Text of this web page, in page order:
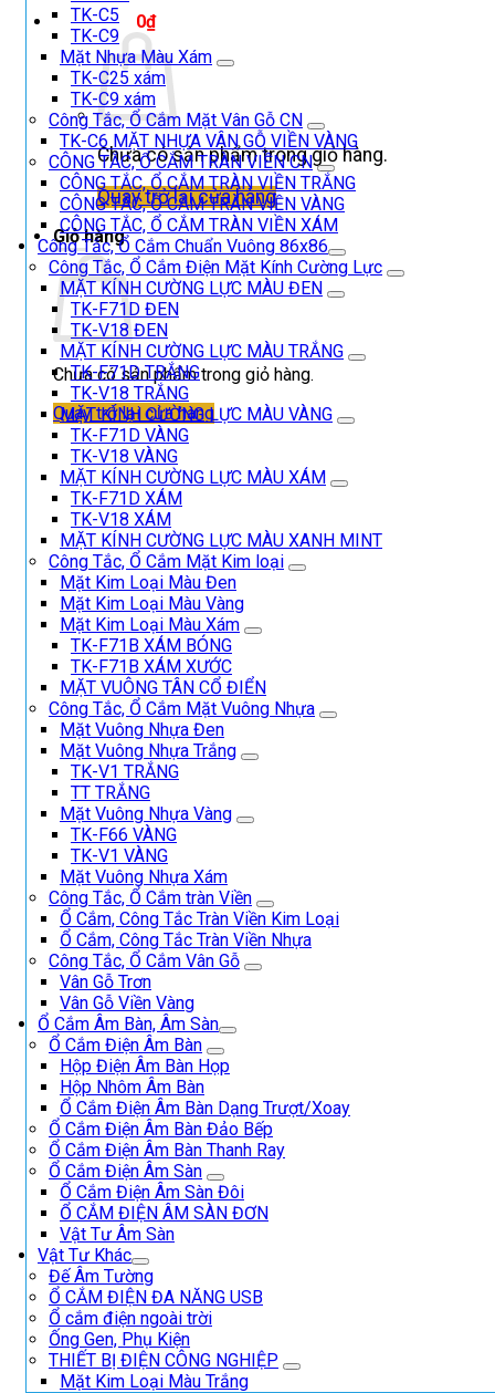
Giỏ hàng / 0₫
Chưa có sản phẩm trong giỏ hàng.
Quay trở lại cửa hàng
Giỏ hàng
Chưa có sản phẩm trong giỏ hàng.
Quay trở lại cửa hàng
TK-C5
TK-C9
Mặt Nhựa Màu Xám
TK-C25 xám
TK-C9 xám
Công Tắc, Ổ Cắm Mặt Vân Gỗ CN
TK-C6 MẶT NHỰA VÂN GỖ VIỀN VÀNG
CÔNG TẮC, Ổ CẮM TRÀN VIỀN CN
CÔNG TẮC, Ổ CẮM TRÀN VIỀN TRẮNG
CÔNG TẮC, Ổ CẮM TRÀN VIỀN VÀNG
CÔNG TẮC, Ổ CẮM TRÀN VIỀN XÁM
Công Tắc, Ổ Cắm Chuẩn Vuông 86x86
Công Tắc, Ổ Cắm Điện Mặt Kính Cường Lực
MẶT KÍNH CƯỜNG LỰC MÀU ĐEN
TK-F71D ĐEN
TK-V18 ĐEN
MẶT KÍNH CƯỜNG LỰC MÀU TRẮNG
TK-F71D TRẮNG
TK-V18 TRẮNG
MẶT KÍNH CƯỜNG LỰC MÀU VÀNG
TK-F71D VÀNG
TK-V18 VÀNG
MẶT KÍNH CƯỜNG LỰC MÀU XÁM
TK-F71D XÁM
TK-V18 XÁM
MẶT KÍNH CƯỜNG LỰC MÀU XANH MINT
Công Tắc, Ổ Cắm Mặt Kim loại
Mặt Kim Loại Màu Đen
Mặt Kim Loại Màu Vàng
Mặt Kim Loại Màu Xám
TK-F71B XÁM BÓNG
TK-F71B XÁM XƯỚC
MẶT VUÔNG TÂN CỔ ĐIỂN
Công Tắc, Ổ Cắm Mặt Vuông Nhựa
Mặt Vuông Nhựa Đen
Mặt Vuông Nhựa Trắng
TK-V1 TRẮNG
TT TRẮNG
Mặt Vuông Nhựa Vàng
TK-F66 VÀNG
TK-V1 VÀNG
Mặt Vuông Nhựa Xám
Công Tắc, Ổ Cắm tràn Viền
Ổ Cắm, Công Tắc Tràn Viền Kim Loại
Ổ Cắm, Công Tắc Tràn Viền Nhựa
Công Tắc, Ổ Cắm Vân Gỗ
Vân Gỗ Trơn
Vân Gỗ Viền Vàng
Ổ Cắm Âm Bàn, Âm Sàn
Ổ Cắm Điện Âm Bàn
Hộp Điện Âm Bàn Họp
Hộp Nhôm Âm Bàn
Ổ Cắm Điện Âm Bàn Dạng Trượt/Xoay
Ổ Cắm Điện Âm Bàn Đảo Bếp
Ổ Cắm Điện Âm Bàn Thanh Ray
Ổ Cắm Điện Âm Sàn
Ổ Cắm Điện Âm Sàn Đôi
Ổ CẮM ĐIỆN ÂM SÀN ĐƠN
Vật Tư Âm Sàn
Vật Tư Khác
Đế Âm Tường
Ổ CẮM ĐIỆN ĐA NĂNG USB
Ổ cắm điện ngoài trời
Ống Gen, Phụ Kiện
THIẾT BỊ ĐIỆN CÔNG NGHIỆP
Mặt Kim Loại Màu Trắng